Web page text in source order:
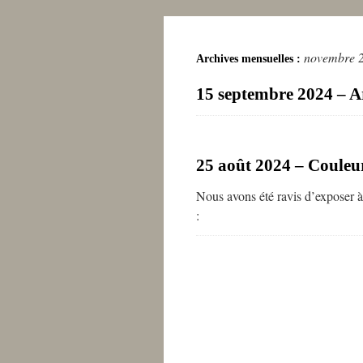
Archives mensuelles : novembre
15 septembre 2024 –
25 août 2024 –
Nous avons été ravis
: